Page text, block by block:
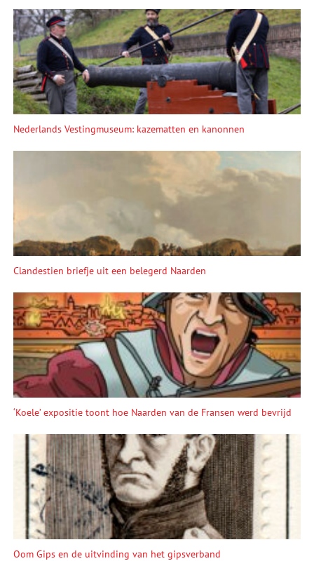
Nederlands Vestingmuseum: kazematten en kanonnen
Clandestien briefje uit een belegerd Naarden
‘Koele’ expositie toont hoe Naarden van de Fransen werd bevrijd
Oom Gips en de uitvinding van het gipsverband